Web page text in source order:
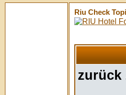
Riu Check
zurück